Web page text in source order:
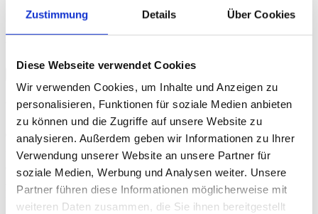
Zustimmung Details Über Cookies
Diese Webseite verwendet Cookies
Wir verwenden Cookies, um Inhalte und Anzeigen zu
personalisieren, Funktionen für soziale Medien anbieten
zu können und die Zugriffe auf unsere Website zu
analysieren. Außerdem geben wir Informationen zu Ihrer
Verwendung unserer Website an unsere Partner für
soziale Medien, Werbung und Analysen weiter. Unsere
Partner führen diese Informationen möglicherweise mit
weiteren Daten zusammen, die Sie ihnen bereitgestellt
Beat Blaser
Crédits
Executive Producer for Schweizer Radio und Fernsehen (SRF):
Chris Egger Executive Producers for Avo Session/Session Basel
AG: Matthias Müller and Beatrice Stirnimann Director: Roli
Bärlocher, BBM Productions, Wallbach (Switzerland) Sound: Ron
Kurz, Hard Studios, Zürich (Switzerland) Live Photos: © Dominik